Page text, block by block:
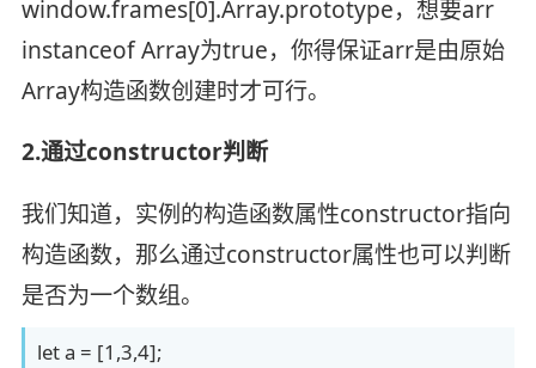
window.frames[0].Array.prototype，想要arr
instanceof Array为true，你得保证arr是由原始
Array构造函数创建时才可行。
2.通过constructor判断
我们知道，实例的构造函数属性constructor指向
构造函数，那么通过constructor属性也可以判断
是否为一个数组。
let a = [1,3,4];